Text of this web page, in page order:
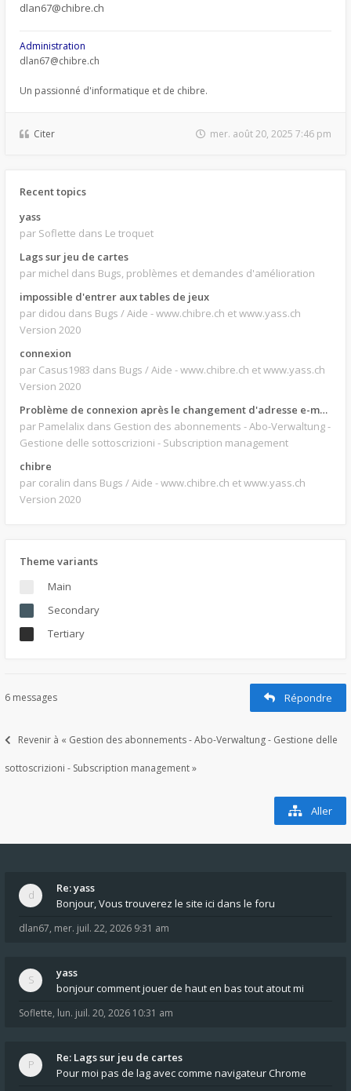
dlan67@chibre.ch
Administration
dlan67@chibre.ch
Un passionné d'informatique et de chibre.
Citer mer. août 20, 2025 7:46 pm
Recent topics
yass
par Soflette dans Le troquet
Lags sur jeu de cartes
par michel dans Bugs, problèmes et demandes d'amélioration
impossible d'entrer aux tables de jeux
par didou dans Bugs / Aide - www.chibre.ch et www.yass.ch
Version 2020
connexion
par Casus1983 dans Bugs / Aide - www.chibre.ch et www.yass.ch
Version 2020
Problème de connexion après le changement d'adresse e-mail.
par Pamelalix dans Gestion des abonnements - Abo-Verwaltung -
Gestione delle sottoscrizioni - Subscription management
chibre
par coralin dans Bugs / Aide - www.chibre.ch et www.yass.ch
Version 2020
Theme variants
Main
Secondary
Tertiary
6 messages Répondre
Revenir à « Gestion des abonnements - Abo-Verwaltung - Gestione delle
sottoscrizioni - Subscription management »
Aller
Re: yass
Bonjour, Vous trouverez le site ici dans le foru
dlan67, mer. juil. 22, 2026 9:31 am
yass
bonjour comment jouer de haut en bas tout atout mi
Soflette, lun. juil. 20, 2026 10:31 am
Re: Lags sur jeu de cartes
Pour moi pas de lag avec comme navigateur Chrome